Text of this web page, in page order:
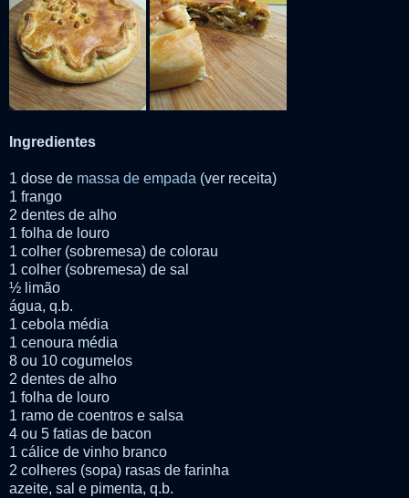
Ingredientes
1 dose de massa de empada (ver receita)
1 frango
2 dentes de alho
1 folha de louro
1 colher (sobremesa) de colorau
1 colher (sobremesa) de sal
½ limão
água, q.b.
1 cebola média
1 cenoura média
8 ou 10 cogumelos
2 dentes de alho
1 folha de louro
1 ramo de coentros e salsa
4 ou 5 fatias de bacon
1 cálice de vinho branco
2 colheres (sopa) rasas de farinha
azeite, sal e pimenta, q.b.